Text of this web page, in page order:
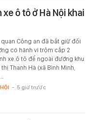
ô tô ở Hà Nội khai
quan Công an đã bắt giữ đối
có hành vi trộm cắp 2
xe ô tô để ngoài đường khu
Thanh Hà (xã Bình Minh,
- 5 giờ trước